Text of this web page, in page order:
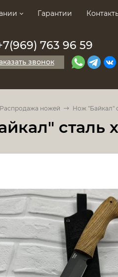
Гарантии
763 96 59
звонок
Распродажа ножей Нож "Байкал"
сталь